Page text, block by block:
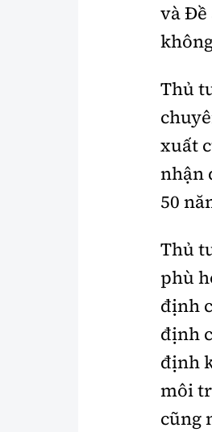
và Đề
Thủ
xuất
nhận
50
Thủ
phù
định
định
định
môi
cũng